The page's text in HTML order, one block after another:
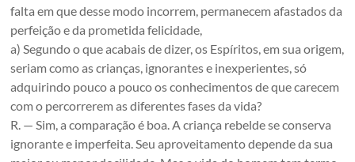
falta em que desse modo incorrem, permanecem afastados da
perfeição e da prometida felicidade,
a) Segundo o que acabais de dizer, os Espíritos, em sua origem,
seriam como as crianças, ignorantes e inexperientes, só
adquirindo pouco a pouco os conhecimentos de que carecem
com o percorrerem as diferentes fases da vida?
R. — Sim, a comparação é boa. A criança rebelde se conserva
ignorante e imperfeita. Seu aproveitamento depende da sua